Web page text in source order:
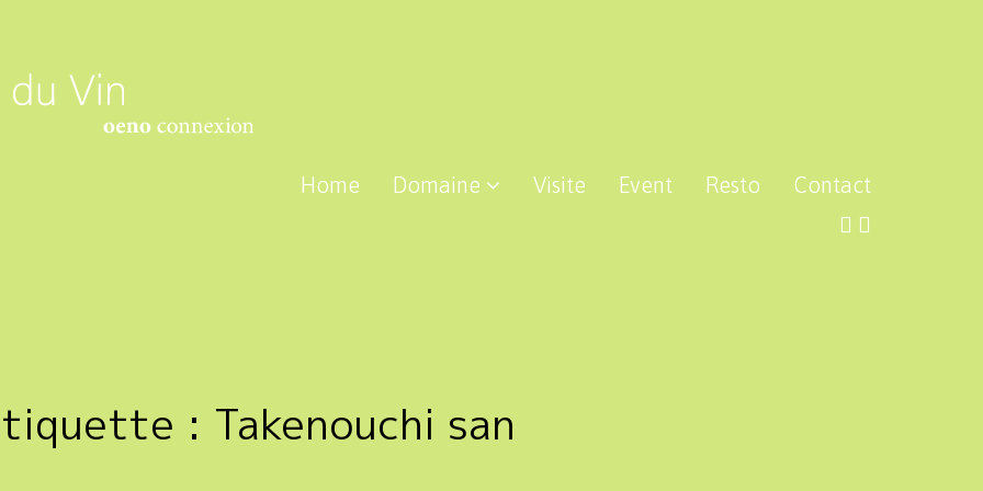
Home Domaine Visite Event Resto Contact
: Takenouchi san